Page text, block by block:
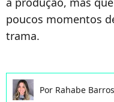
poucos momentos
trama.
Por Rahabe Barros